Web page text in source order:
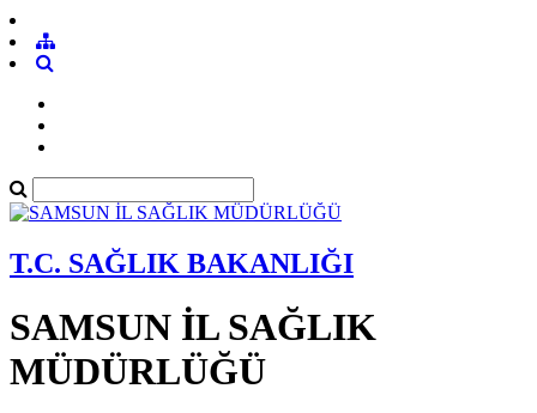
T.C. SAĞLIK BAKANLIĞI
SAMSUN İL SAĞLIK
MÜDÜRLÜĞÜ